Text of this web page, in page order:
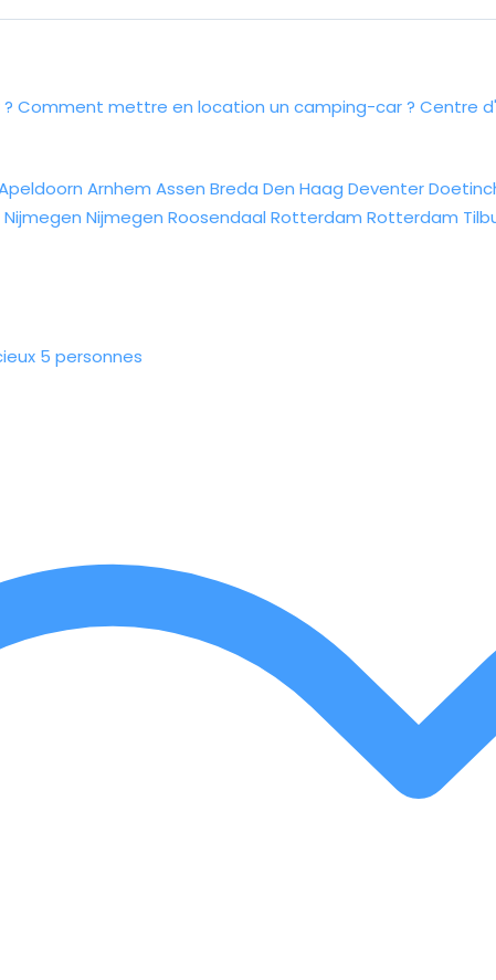
Comment mettre en location un camping-car ? Centre
Arnhem Assen Breda Den Haag Deventer
Nijmegen Nijmegen Roosendaal Rotterdam Rotterdam
5 personnes